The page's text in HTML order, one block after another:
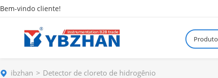
Bem-vindo cliente!
ibzhan Detector de cloreto de hidrogênio